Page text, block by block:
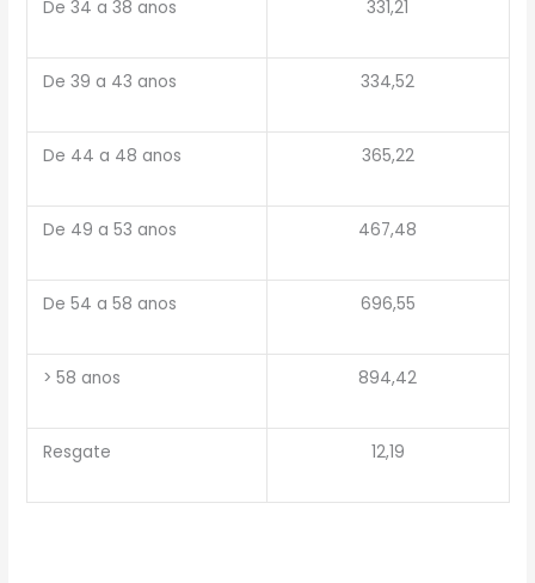
De 34 a 38 anos 331,21
De 39 a 43 anos 334,52
De 44 a 48 anos 365,22
De 49 a 53 anos 467,48
De 54 a 58 anos 696,55
> 58 anos 894,42
Resgate 12,19